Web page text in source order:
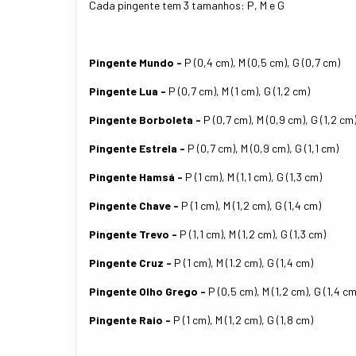
Cada pingente tem 3 tamanhos: P, M e G
Pingente Mundo - P (0,4 cm), M (0,5 cm), G (0,7 cm)
Pingente Lua - P (0,7 cm), M (1 cm), G (1,2 cm)
Pingente Borboleta - P (0,7 cm), M (0,9 cm), G (1,2 cm)
Pingente Estrela - P (0,7 cm), M (0,9 cm), G (1,1 cm)
Pingente Hamsá - P (1 cm), M (1,1 cm), G (1,3 cm)
Pingente Chave - P (1 cm), M (1,2 cm), G (1,4 cm)
Pingente Trevo - P (1,1 cm), M (1,2 cm), G (1,3 cm)
Pingente Cruz - P (1 cm), M (1.2 cm), G (1,4 cm)
Pingente Olho Grego - P (0,5 cm), M (1,2 cm), G (1,4
Pingente Raio - P (1 cm), M (1,2 cm), G (1,8 cm)